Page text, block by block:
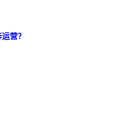
营？